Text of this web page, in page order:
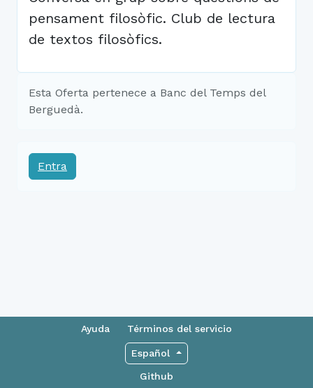
pensament filosòfic. Club de lectura
de textos filosòfics.
Esta Oferta pertenece a Banc del Temps del
Berguedà.
Entra
Ayuda Términos del servicio
Español
Github